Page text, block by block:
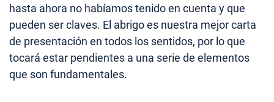
hasta ahora no habíamos tenido en cuenta y que
pueden ser claves. El abrigo es nuestra mejor carta
de presentación en todos los sentidos, por lo que
tocará estar pendientes a una serie de elementos
que son fundamentales.